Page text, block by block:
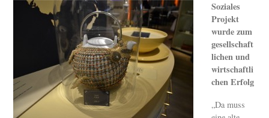
Soziales
Projekt
wurde zum
gesellschaft
lichen und
wirtschaftli
chen Erfolg
„Da muss